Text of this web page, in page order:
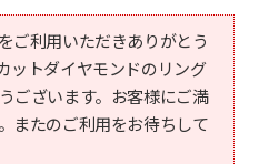
ご利用いただきありがとう
ットダイヤモンドのリング
ございます。お客様にご満
またのご利用をお待ちして